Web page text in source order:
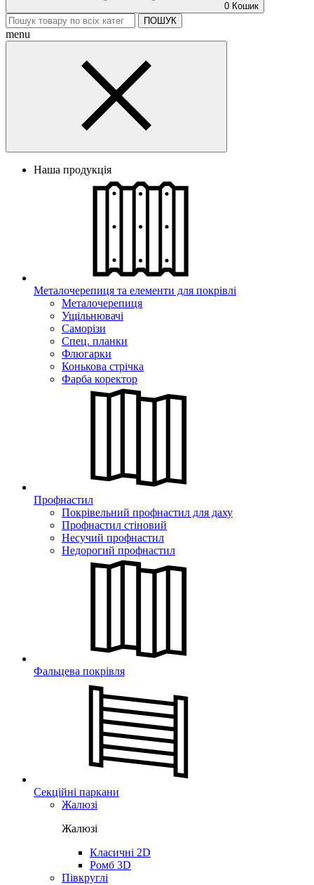
0 Кошик
ПОШУК
menu
Наша продукція
Металочерепиця та елементи для покрівлі
Металочерепиця
Ущільнювачі
Саморізи
Спец. планки
Флюгарки
Конькова стрічка
Фарба коректор
Профнастил
Покрівельний профнастил для даху
Профнастил стіновий
Несучий профнастил
Недорогий профнастил
Фальцева покрівля
Секційні паркани
Жалюзі
Жалюзі
Класичні 2D
Ромб 3D
Півкруглі